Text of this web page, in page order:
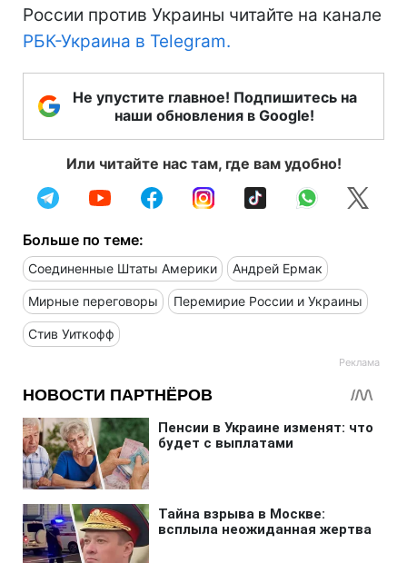
России против Украины читайте на канале
РБК-Украина в Telegram.
Не упустите главное! Подпишитесь на
наши обновления в Google!
Или читайте нас там, где вам удобно!
Больше по теме:
Соединенные Штаты Америки Андрей Ермак
Мирные переговоры Перемирие России и Украины
Стив Уиткофф